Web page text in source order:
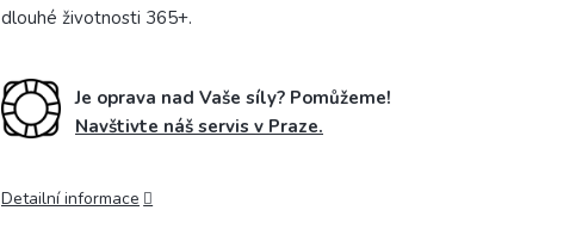
dlouhé životnosti 365+.
Je oprava nad Vaše síly? Pomůžeme!
Navštivte náš servis v Praze.
Detailní informace